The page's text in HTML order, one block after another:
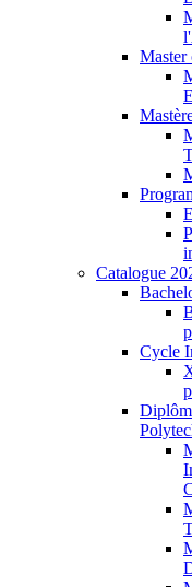
Master
Catalogue
Cycle